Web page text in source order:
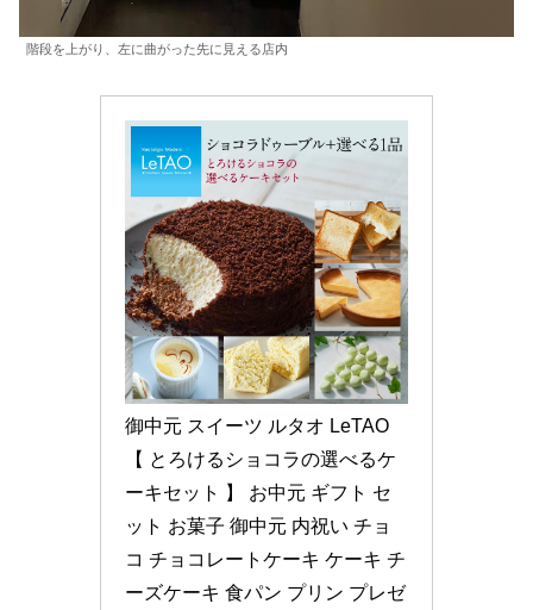
階段を上がり、左に曲がった先に見える店内
御中元 スイーツ ルタオ LeTAO
【 とろけるショコラの選べるケ
ーキセット 】 お中元 ギフト セ
ット お菓子 御中元 内祝い チョ
コ チョコレートケーキ ケーキ チ
ーズケーキ 食パン プリン プレゼ